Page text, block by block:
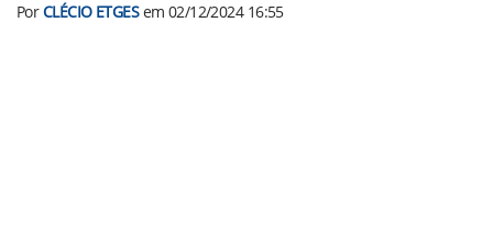
PorCLÉCIO ETGESem 02/12/2024 16:55